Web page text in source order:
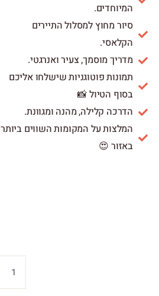
המיוחדים.
סיור מחוץ למסלול התיירים
הקלאסי.
מדריך מוסמך, צעיר ואנרגטי.
תמונות פוטוגניות שישלחו אליכם
בסוף הטיול 📸
הדרכה קלילה, מהנה ומגוונת.
המלצות על המקומות השווים ביותר
באזור 😍